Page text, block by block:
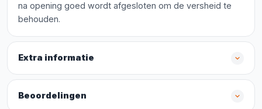
na opening goed wordt afgesloten om de versheid te
behouden.
Extra informatie
Beoordelingen